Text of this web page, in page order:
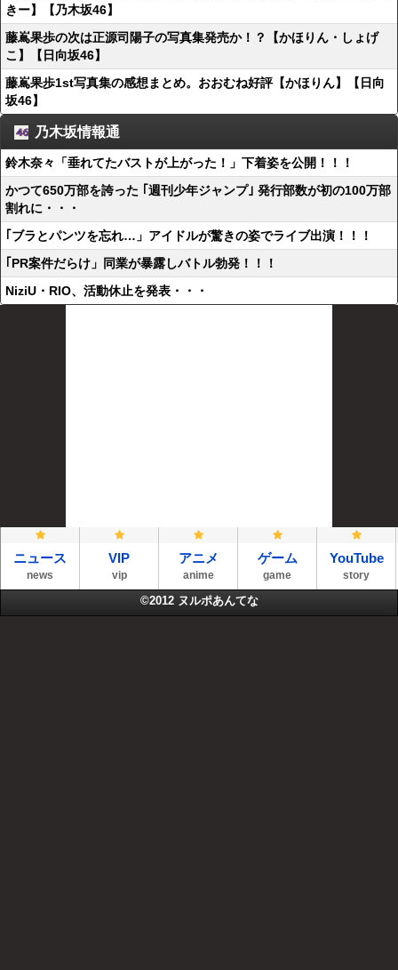
きー】【乃木坂46】
藤嶌果歩の次は正源司陽子の写真集発売か！？【かほりん・しょげ
こ】【日向坂46】
藤嶌果歩1st写真集の感想まとめ。おおむね好評【かほりん】【日向
坂46】
乃木坂情報通
鈴木奈々「垂れてたバストが上がった！」下着姿を公開！！！
かつて650万部を誇った ｢週刊少年ジャンプ｣ 発行部数が初の100万部
割れに・・・
｢ブラとパンツを忘れ…」アイドルが驚きの姿でライブ出演！！！
｢PR案件だらけ」同業が暴露しバトル勃発！！！
NiziU・RIO、活動休止を発表・・・
ニュース
news
VIP
vip
アニメ
anime
ゲーム
game
YouTube
story
©2012 ヌルポあんてな